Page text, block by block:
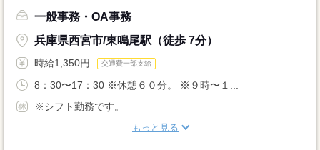
一般事務・OA事務
兵庫県西宮市/東鳴尾駅（徒歩 7分）
時給1,350円 交通費一部支給
8：30〜17：30 ※休憩６０分。 ※９時〜１...
※シフト勤務です。
もっと見る